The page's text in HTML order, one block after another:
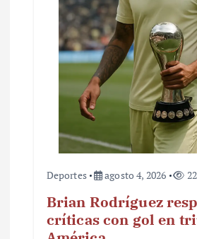
Deportes agosto 4, 2026
Brian Rodríguez
críticas con gol en